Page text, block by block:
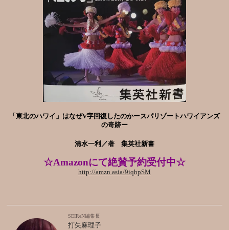
「東北のハワイ」はなぜV字回復したのかースパリゾートハワイアンズ
の奇跡ー
清水一利／著 集英社新書
☆Amazonにて絶賛予約受付中☆
http://amzn.asia/9iqhpSM
SEIReN編集長
打矢麻理子